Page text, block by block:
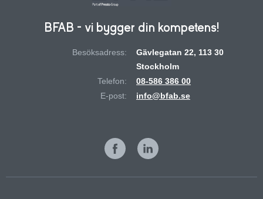
BFAB - vi bygger din kompetens!
Besöksadress:
Gävlegatan 22, 113 30
Stockholm
Telefon:
08-586 386 00
E-post:
info@bfab.se